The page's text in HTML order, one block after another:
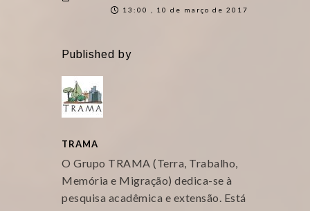
13:00 , 10 de março de 2017
Published by
TRAMA
O Grupo TRAMA (Terra, Trabalho,
Memória e Migração) dedica-se à
pesquisa acadêmica e extensão. Está